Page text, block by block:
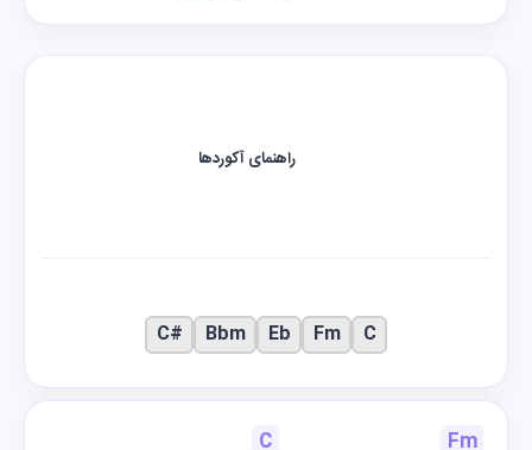
C
Fm
راهنمای آکوردها
C
Fm
Eb
Bbm
C#